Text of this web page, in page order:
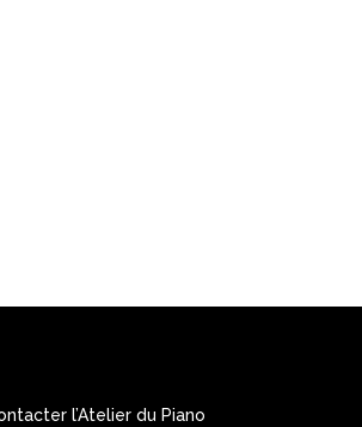
l’Atelier du Piano